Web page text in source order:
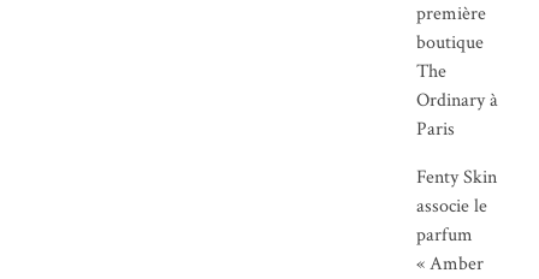
première
boutique
The
Ordinary à
Paris
Fenty Skin
associe le
parfum
« Amber